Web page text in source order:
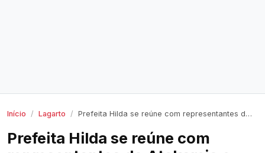
Início Lagarto Prefeita Hilda se reúne com representantes do Atakarejo e encaminha parceria que vai gerar mais de 1.000 empregos em Lagarto
Prefeita Hilda se reúne com